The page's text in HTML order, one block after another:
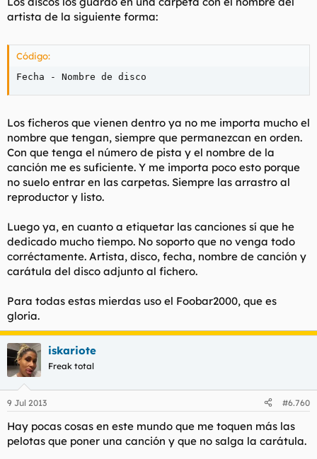
artista de la siguiente forma:
Código:
Fecha - Nombre de disco
Los ficheros que vienen dentro ya no me importa mucho el
nombre que tengan, siempre que permanezcan en orden.
Con que tenga el número de pista y el nombre de la
canción me es suficiente. Y me importa poco esto porque
no suelo entrar en las carpetas. Siempre las arrastro al
reproductor y listo.
Luego ya, en cuanto a etiquetar las canciones sí que he
dedicado mucho tiempo. No soporto que no venga todo
corréctamente. Artista, disco, fecha, nombre de canción y
carátula del disco adjunto al fichero.
Para todas estas mierdas uso el Foobar2000, que es
gloria.
iskariote
Freak total
9 Jul 2013 #6.760
Hay pocas cosas en este mundo que me toquen más las
pelotas que poner una canción y que no salga la carátula.